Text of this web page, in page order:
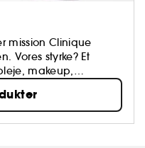
mission Clinique
Vores styrke? Et
makeup,
skabt af
parfumefri
Basic Beauty